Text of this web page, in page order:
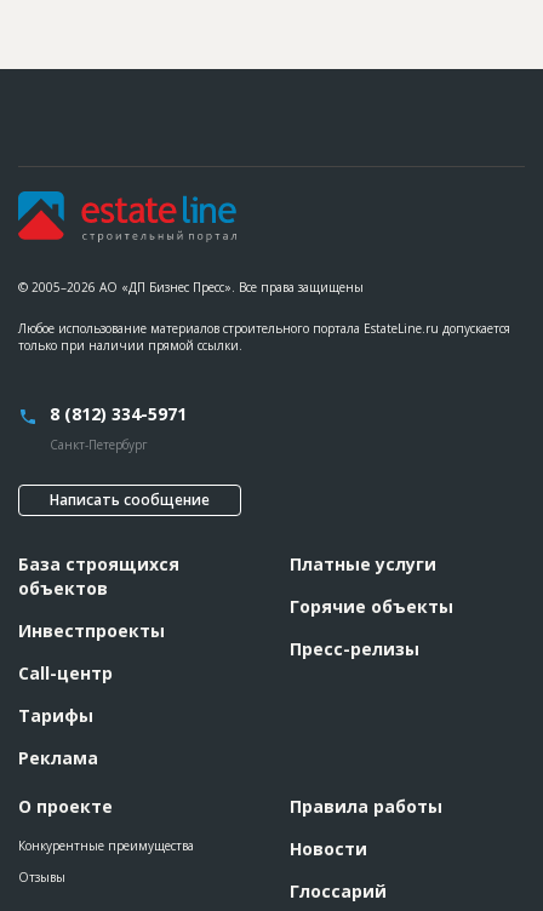
© 2005–2026 АО «ДП Бизнес Пресс». Все права защищены
Любое использование материалов строительного портала EstateLine.ru допускается
только при наличии прямой ссылки.
8 (812) 334-5971
Санкт-Петербург
Написать сообщение
База строящихся
объектов
Инвестпроекты
Call-центр
Тарифы
Реклама
О проекте
Конкурентные преимущества
Отзывы
Платные услуги
Горячие объекты
Пресс-релизы
Правила работы
Новости
Глоссарий